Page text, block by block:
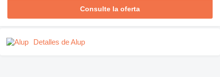
Consulte la oferta
Detalles de Alup